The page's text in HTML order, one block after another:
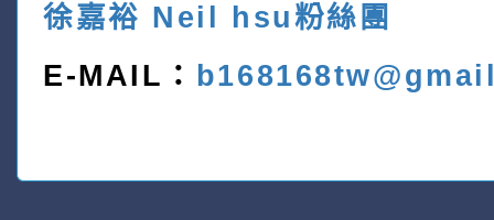
徐嘉裕 Neil hsu粉絲團
E-MAIL：